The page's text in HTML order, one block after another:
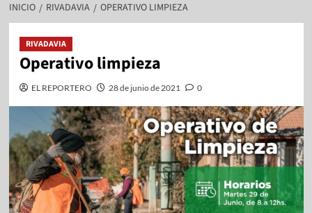
INICIO RIVADAVIA OPERATIVO LIMPIEZA
RIVADAVIA
Operativo limpieza
EL REPORTERO 28 de junio de 2021 0